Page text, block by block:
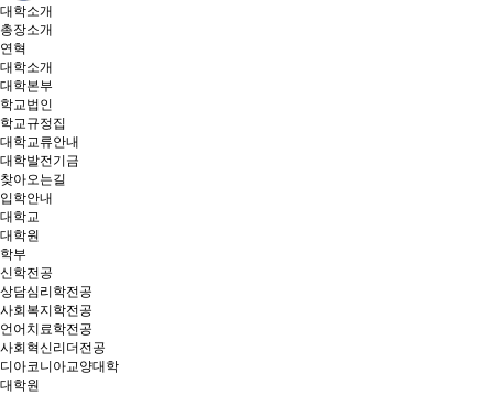
대학소개
총장소개
연혁
대학소개
대학본부
학교법인
학교규정집
대학교류안내
대학발전기금
찾아오는길
입학안내
대학교
대학원
학부
신학전공
상담심리학전공
사회복지학전공
언어치료학전공
사회혁신리더전공
디아코니아교양대학
대학원